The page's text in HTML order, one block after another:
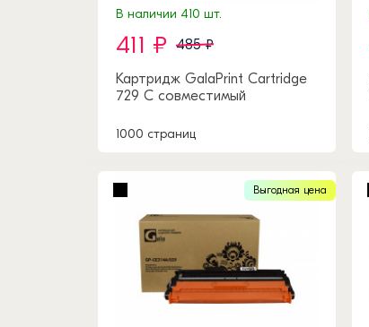
В наличии 410 шт.
411 ₽ 485 ₽
Картридж GalaPrint Cartridge
729 C совместимый
1000 страниц
Выгодная цена